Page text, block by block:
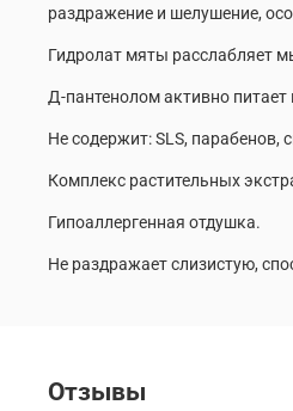
раздражение и шелушение,
Гидролат мяты расслабляет
Д-пантенолом активно
Не содержит: SLS, парабенов,
Комплекс растительных
Гипоаллергенная отдушка.
Не раздражает слизистую,
Отзывы